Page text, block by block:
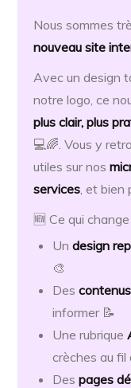
Nous sommes
nouveau site
Avec un design
notre logo, ce
plus clair, plus
💻🌈. Vous y
utiles sur nos
services, et bien
🆕 Ce qui change
Undesign
🎨
Des
informer 📝
Une rubrique
crèches au fil
Despages